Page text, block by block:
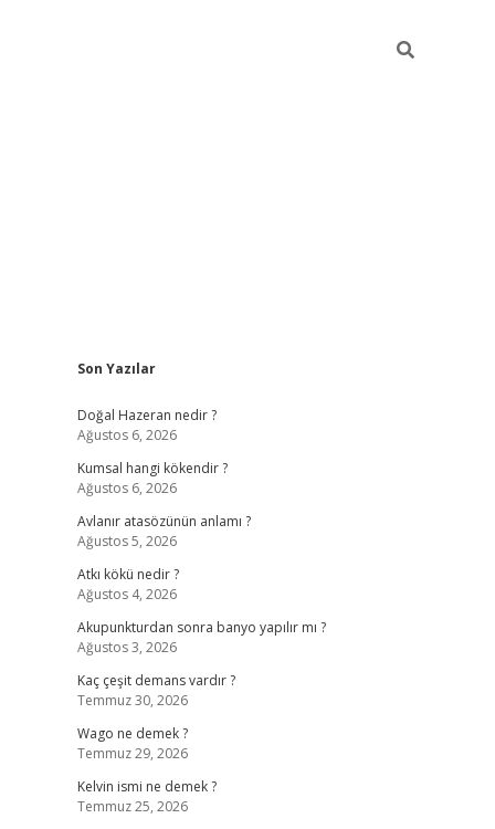
Sidebar
Son Yazılar
Doğal Hazeran nedir ?
Ağustos 6, 2026
Kumsal hangi kökendir ?
Ağustos 6, 2026
Avlanır atasözünün anlamı ?
Ağustos 5, 2026
Atkı kökü nedir ?
Ağustos 4, 2026
Akupunkturdan sonra banyo yapılır mı ?
Ağustos 3, 2026
Kaç çeşit demans vardır ?
Temmuz 30, 2026
Wago ne demek ?
Temmuz 29, 2026
Kelvin ismi ne demek ?
Temmuz 25, 2026
ilbet girişhttps://betexpergiris.casino/